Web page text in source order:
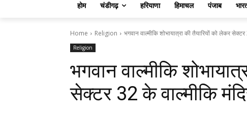
होम चंडीगढ़ हरियाणा हिमाचल पंजाब
Home Religion भगवान वाल्मीकि शोभायात्रा की तैयारियों को लेकर
Religion
भगवान वाल्मीकि
सेक्टर 32 के वाल्मीकि